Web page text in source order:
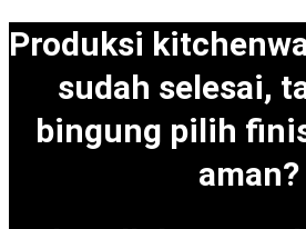
Produksi
sudah selesai,
bingung pilih
aman?